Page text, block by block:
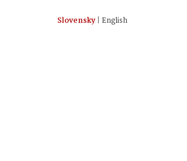
Slovensky | English